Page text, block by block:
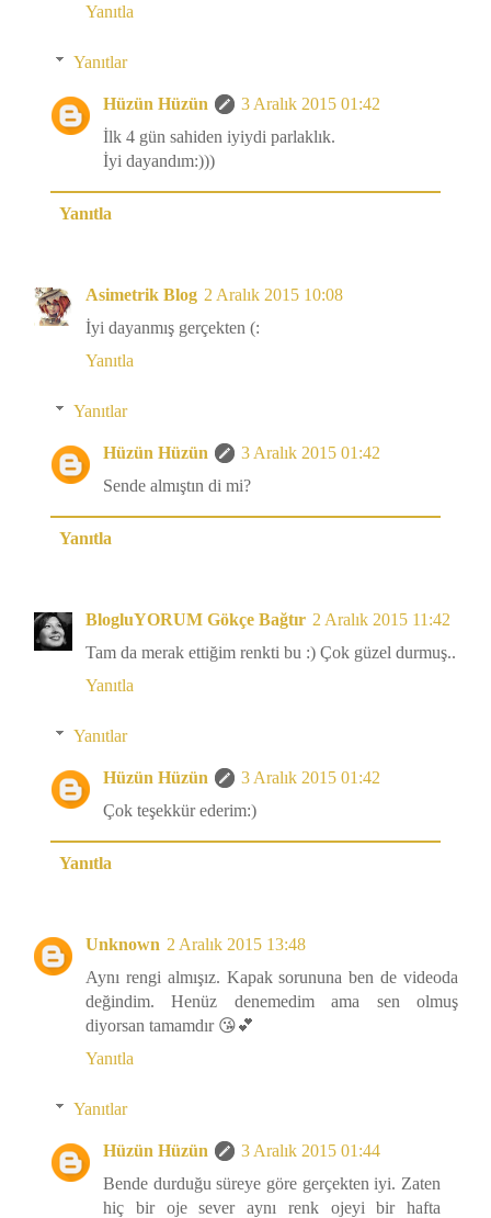
Yanıtla
Yanıtlar
Hüzün Hüzün
3 Aralık 2015 01:42
İlk 4 gün sahiden iyiydi parlaklık.
İyi dayandım:)))
Yanıtla
Asimetrik Blog 2 Aralık 2015 10:08
İyi dayanmış gerçekten (:
Yanıtla
Yanıtlar
Hüzün Hüzün
3 Aralık 2015 01:42
Sende almıştın di mi?
Yanıtla
BlogluYORUM Gökçe Bağtır 2 Aralık 2015 11:42
Tam da merak ettiğim renkti bu :) Çok güzel durmuş..
Yanıtla
Yanıtlar
Hüzün Hüzün
3 Aralık 2015 01:42
Çok teşekkür ederim:)
Yanıtla
Unknown 2 Aralık 2015 13:48
Aynı rengi almışız. Kapak sorununa ben de videoda
değindim. Henüz denemedim ama sen olmuş
diyorsan tamamdır 😘💕
Yanıtla
Yanıtlar
Hüzün Hüzün
3 Aralık 2015 01:44
Bende durduğu süreye göre gerçekten iyi. Zaten
hiç bir oje sever aynı renk ojeyi bir hafta